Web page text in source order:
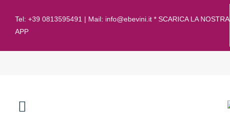
Tel: +39 0813595491 | Mail: info@ebevini.it * SCARICA LA NOSTRA
APP